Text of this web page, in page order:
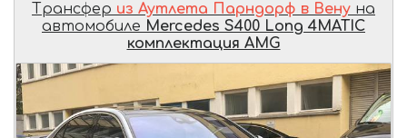
Трансфер из Аутлета Парндорф в Вену на
автомобиле Mercedes S400 Long 4MATIC
комплектация AMG